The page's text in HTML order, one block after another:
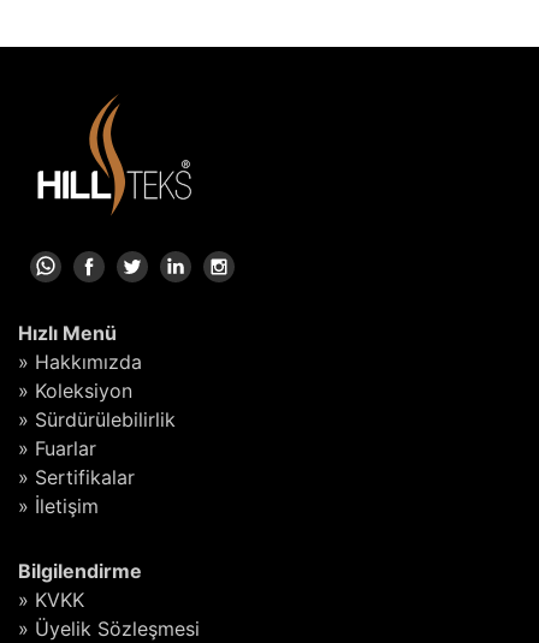
Hızlı Menü
» Hakkımızda
» Koleksiyon
» Sürdürülebilirlik
» Fuarlar
» Sertifikalar
» İletişim
Bilgilendirme
» KVKK
» Üyelik Sözleşmesi